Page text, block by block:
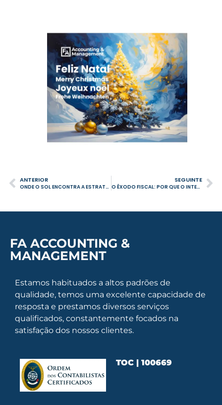
ANTERIOR
ONDE O SOL ENCONTRA A ESTRATÉGIA FISCAL: A ONDA AMERICANA RUMO A PORTUGAL
SEGUINTE
O ÊXODO FISCAL: POR QUE O INTERESSE BRITÂNICO EM PORTUGAL DISPAROU À FRENTE DAS ALTERAÇÕES FISCAIS DO REINO UNIDO EM 2025
FA ACCOUNTING &
MANAGEMENT
Estamos habituados a altos padrões de
qualidade, temos uma excelente capacidade de
resposta e prestamos diversos serviços
qualificados, constantemente focados na
satisfação dos nossos clientes.
TOC | 100669